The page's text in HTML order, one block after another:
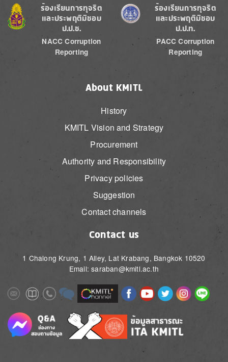
Image
ร้องเรียนการทุจริต
และประพฤติมิชอบ
ป.ป.ช.
NACC Corruption
Reporting
Image
ร้องเรียนการทุจริต
และประพฤติมิชอบ
ป.ป.ท.
PACC Corruption
Reporting
About KMITL
History
KMITL Vision and Strategy
Procurement
Authority and Responsibility
Privacy policies
Suggestion
Contact channels
Contact us
1 Chalong Krung, 1 Alley, Lat Krabang, Bangkok 10520
Email: saraban@kmitl.ac.th
ImageImageImageImage Image ImageImageImageImageImage
Image Image